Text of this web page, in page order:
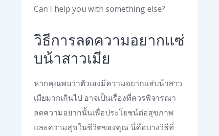
Can I help you with something else?
วิธีการลดความอยากเเซ่
บน้าสาวเมีย
หากคุณพบว่าตัวเองมีความอยากเเส่บน้าสาว
เมียมากเกินไป อาจเป็นเรื่องที่ควรพิจารณา
ลดความอยากนั้นเพื่อประโยชน์ต่อสุขภาพ
และความสุขในชีวิตของคุณ นี่คือบางวิธีที่